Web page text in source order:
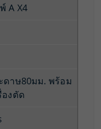
A X4
ดาษ80มม. พร้อม
องตัด